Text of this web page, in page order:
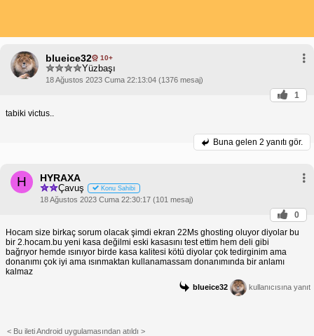
blueice32 10+
Yüzbaşı
18 Ağustos 2023 Cuma 22:13:04 (1376 mesaj)
1
tabiki victus..
Buna gelen 2 yanıtı gör.
H HYRAXA
Çavuş Konu Sahibi
18 Ağustos 2023 Cuma 22:30:17 (101 mesaj)
0
Hocam size birkaç sorum olacak şimdi ekran 22Ms ghosting oluyor diyolar bu
bir 2.hocam.bu yeni kasa değilmi eski kasasını test ettim hem deli gibi
bağrıyor hemde ısınıyor birde kasa kalitesi kötü diyolar çok tedirginim ama
donanımı çok iyi ama ısınmaktan kullanamassam donanımında bir anlamı
kalmaz
blueice32 kullanıcısına yanıt
< Bu ileti Android uygulamasından atıldı >